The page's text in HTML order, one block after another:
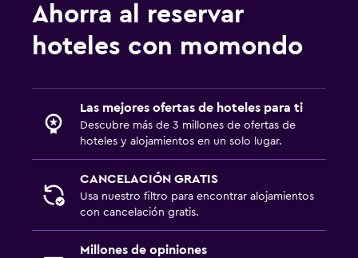
Ahorra al reservar
hoteles con momondo
Las mejores ofertas de hoteles para ti
Descubre más de 3 millones de ofertas de
hoteles y alojamientos en un solo lugar.
CANCELACIÓN GRATIS
Usa nuestro filtro para encontrar alojamientos
con cancelación gratis.
Millones de opiniones